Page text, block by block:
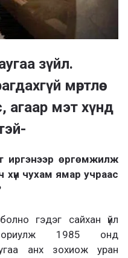
зүйл.
мөртлөө
агаар мэт хүнд
иргэнээр өргөмжилж
чухам ямар учраас
гэдэг сайхан үйл
1985 онд
анх зохиож уран